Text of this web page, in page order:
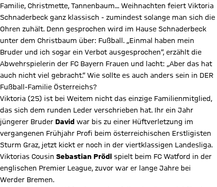
Familie, Christmette, Tannenbaum... Weihnachten feiert Viktoria
Schnaderbeck ganz klassisch - zumindest solange man sich die
Ohren zuhält. Denn gesprochen wird im Hause Schnaderbeck
unter dem Christbaum über: Fußball. „Einmal haben mein
Bruder und ich sogar ein Verbot ausgesprochen“, erzählt die
Abwehrspielerin der FC Bayern Frauen und lacht: „Aber das hat
auch nicht viel gebracht.“ Wie sollte es auch anders sein in DER
Fußball-Familie Österreichs?
Viktoria (25) ist bei Weitem nicht das einzige Familienmitglied,
das sich dem runden Leder verschrieben hat. Ihr ein Jahr
jüngerer Bruder David war bis zu einer Hüftverletzung im
vergangenen Frühjahr Profi beim österreichischen Erstligisten
Sturm Graz, jetzt kickt er noch in der viertklassigen Landesliga.
Viktorias Cousin Sebastian Prödl
spielt beim FC Watford in der
englischen Premier League, zuvor war er lange Jahre bei
Werder Bremen.